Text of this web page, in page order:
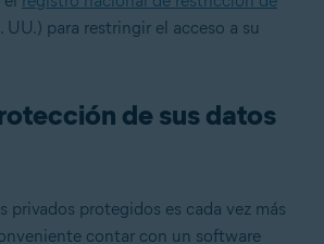
UU.) para restringir el acceso a su
de sus datos
privados protegidos es cada vez más
contar con un software